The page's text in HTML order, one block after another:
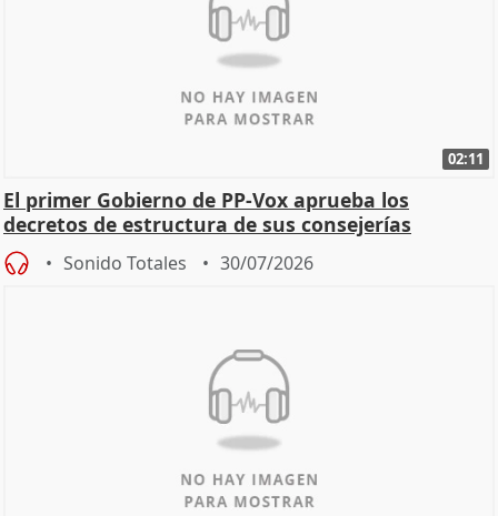
02:11
El primer Gobierno de PP-Vox aprueba los
decretos de estructura de sus consejerías
Sonido Totales 30/07/2026